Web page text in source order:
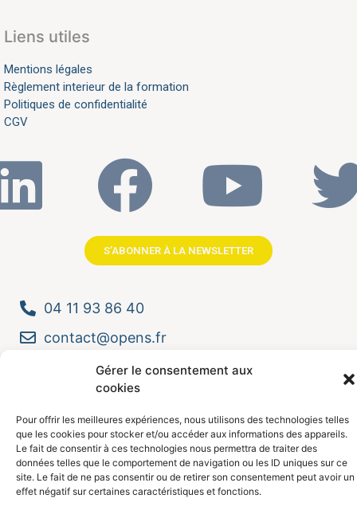
Gérer le consentement aux
cookies
Pour offrir les meilleures expériences, nous utilisons des technologies telles
que les cookies pour stocker et/ou accéder aux informations des appareils.
Le fait de consentir à ces technologies nous permettra de traiter des
données telles que le comportement de navigation ou les ID uniques sur ce
site. Le fait de ne pas consentir ou de retirer son consentement peut avoir un
effet négatif sur certaines caractéristiques et fonctions.
Liens utiles
Mentions légales
Règlement interieur de la formation
Politiques de confidentialité
CGV
S’ABONNER À LA NEWSLETTER
04 11 93 86 40
contact@opens.fr
Nos bureaux